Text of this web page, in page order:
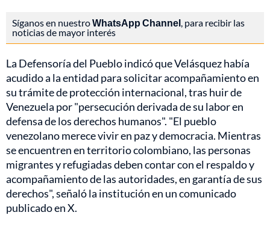
Síganos en nuestroWhatsApp Channel , para recibir las
noticias de mayor interés
La Defensoría del Pueblo indicó que Velásquez había
acudido a la entidad para solicitar acompañamiento en
su trámite de protección internacional, tras huir de
Venezuela por "persecución derivada de su labor en
defensa de los derechos humanos". "El pueblo
venezolano merece vivir en paz y democracia. Mientras
se encuentren en territorio colombiano, las personas
migrantes y refugiadas deben contar con el respaldo y
acompañamiento de las autoridades, en garantía de sus
derechos", señaló la institución en un comunicado
publicado en X.